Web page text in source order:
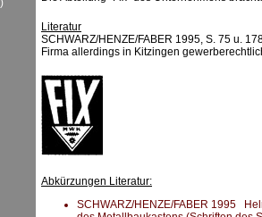
Literatur
SCHWARZ/HENZE/FABER 1995, S. 75 u.
Firma allerdings in Kitzingen
Abkürzungen Literatur:
SCHWARZ/HENZE/FABER 1995